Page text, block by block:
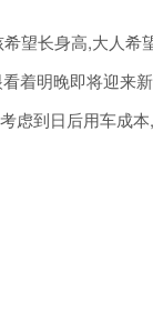
望长身高,大人希
着明晚即将迎
虑到日后用车成